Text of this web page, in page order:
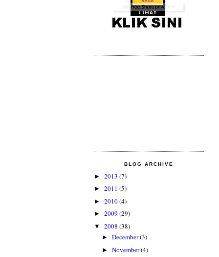
BLOG ARCHIVE
► 2013 (7)
► 2011 (5)
► 2010(4)
► 2009 (29)
▼ 2008 (38)
► December(3)
► November(4)